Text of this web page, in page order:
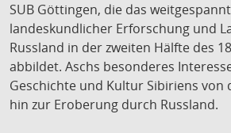
SUB Göttingen, die das
landeskundlicher Erforschung und
Russland in der zweiten Hälfte des
abbildet. Aschs besonderes
Geschichte und Kultur Sibiriens von
hin zur Eroberung durch Russland.